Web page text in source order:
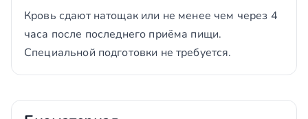
Кровь сдают натощак или не менее чем через 4
часа после последнего приёма пищи.
Специальной подготовки не требуется.